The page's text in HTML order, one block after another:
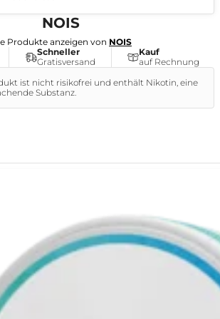
NOIS
Produkte anzeigen von NOIS
Schneller
Gratisversand
Kauf
auf Rechnung
ist nicht risikofrei und enthält Nikotin, eine
Substanz.